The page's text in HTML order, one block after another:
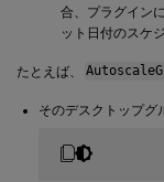
合、プラグイン
ット日付のスケ
たとえば、
そのデスクトップグ